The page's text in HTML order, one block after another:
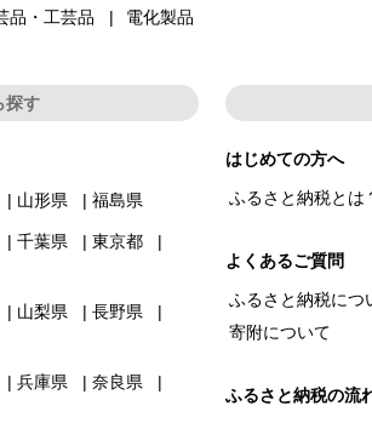
品・工芸品 電化製品
探す
山形県 福島県
千葉県
東京都
山梨県
長野県
兵庫県
奈良県
はじめての方へ
ふるさと納税とは
よくあるご質問
ふるさと納税につ
寄附について
ふるさと納税の流